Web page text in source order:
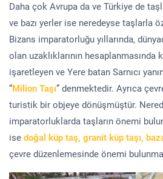
Daha çok Avrupa da ve Türkiye de
ve bazı yerler ise neredeyse taşlarla
Bizans imparatorluğu yıllarında,
olan uzaklıklarının hesaplanmasında
işaretleyen ve Yere batan Sarnıcı
“Milion Taşı” denmektedir. Ayrıca
turistik bir objeye dönüşmüştür.
imparatorluklarda taşların önemi
ise doğal küp taş, granit küp taşı,
çevre düzenlemesinde önemi